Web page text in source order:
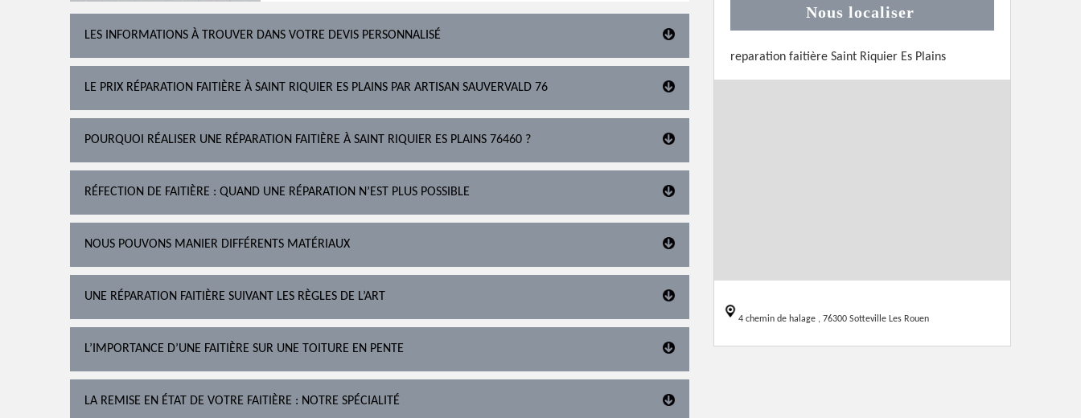
LES INFORMATIONS À TROUVER DANS VOTRE DEVIS PERSONNALISÉ
LE PRIX RÉPARATION FAITIÈRE À SAINT RIQUIER ES PLAINS PAR ARTISAN SAUVERVALD 76
POURQUOI RÉALISER UNE RÉPARATION FAITIÈRE À SAINT RIQUIER ES PLAINS 76460 ?
RÉFECTION DE FAITIÈRE : QUAND UNE RÉPARATION N’EST PLUS POSSIBLE
NOUS POUVONS MANIER DIFFÉRENTS MATÉRIAUX
UNE RÉPARATION FAITIÈRE SUIVANT LES RÈGLES DE L’ART
L’IMPORTANCE D’UNE FAITIÈRE SUR UNE TOITURE EN PENTE
LA REMISE EN ÉTAT DE VOTRE FAITIÈRE : NOTRE SPÉCIALITÉ
Nous localiser
reparation faitière Saint Riquier Es Plains
4 chemin de halage , 76300 Sotteville Les Rouen